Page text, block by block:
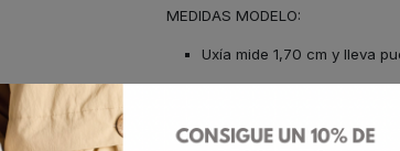
MEDIDAS MODELO:
Uxía mide 1,70 cm y lleva
CUIDADOS: